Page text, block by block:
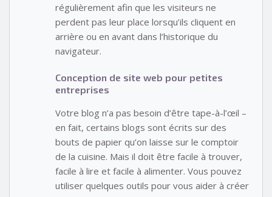
régulièrement afin que les visiteurs ne
perdent pas leur place lorsqu’ils cliquent en
arrière ou en avant dans l’historique du
navigateur.
Conception de site web pour petites
entreprises
Votre blog n’a pas besoin d’être tape-à-l’œil –
en fait, certains blogs sont écrits sur des
bouts de papier qu’on laisse sur le comptoir
de la cuisine. Mais il doit être facile à trouver,
facile à lire et facile à alimenter. Vous pouvez
utiliser quelques outils pour vous aider à créer